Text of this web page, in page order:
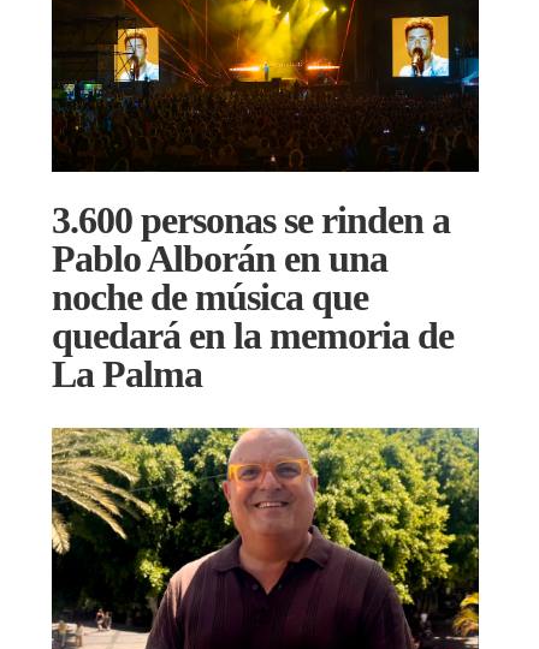
3.600 personas se rinden a
Pablo Alborán en una
noche de música que
quedará en la memoria de
La Palma